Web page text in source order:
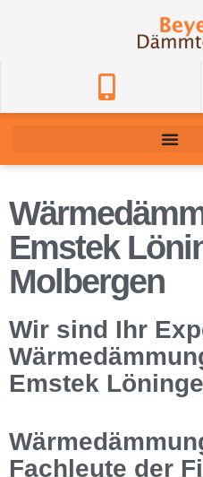
Emstek
Molbergen
Wir sind Ihr
Emstek
Fachleute der